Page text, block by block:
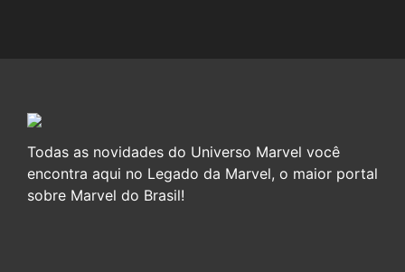
Todas as novidades do Universo Marvel você
encontra aqui no Legado da Marvel, o maior portal
sobre Marvel do Brasil!